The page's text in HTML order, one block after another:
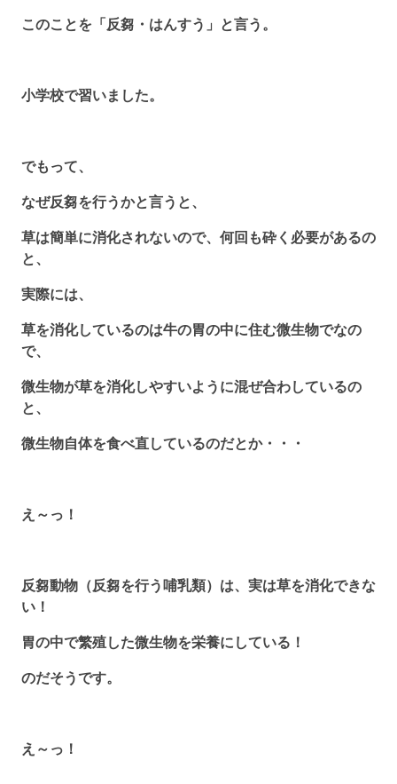
このことを「反芻・はんすう」と言う。
小学校で習いました。
でもって、
なぜ反芻を行うかと言うと、
草は簡単に消化されないので、何回も砕く必要があるの
と、
実際には、
草を消化しているのは牛の胃の中に住む微生物でなの
で、
微生物が草を消化しやすいように混ぜ合わしているの
と、
微生物自体を食べ直しているのだとか・・・
え～っ！
反芻動物（反芻を行う哺乳類）は、実は草を消化できな
い！
胃の中で繁殖した微生物を栄養にしている！
のだそうです。
え～っ！